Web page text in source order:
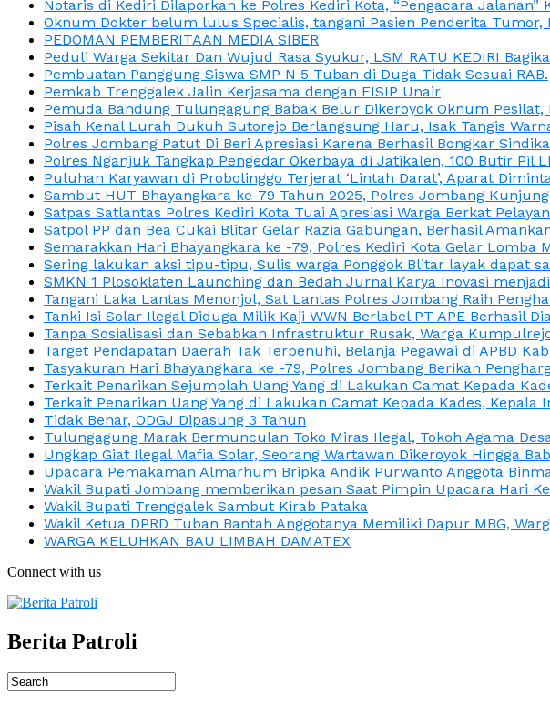
Notaris di Kediri Dilaporkan ke Polres Kediri Kota, “Pengacara Jalanan”
Oknum Dokter belum lulus Specialis, tangani Pasien Penderita
PEDOMAN PEMBERITAAN MEDIA SIBER
Peduli Warga Sekitar Dan Wujud Rasa Syukur, LSM RATU KEDIRI
Pembuatan Panggung Siswa SMP N 5 Tuban di Duga Tidak Sesuai RAB.
Pemkab Trenggalek Jalin Kerjasama dengan FISIP Unair
Pemuda Bandung Tulungagung Babak Belur Dikeroyok Oknum
Pisah Kenal Lurah Dukuh Sutorejo Berlangsung Haru, Isak Tangis
Polres Jombang Patut Di Beri Apresiasi Karena Berhasil Bongkar
Polres Nganjuk Tangkap Pengedar Okerbaya di Jatikalen, 100 Butir Pil
Puluhan Karyawan di Probolinggo Terjerat ‘Lintah Darat’, Aparat
Sambut HUT Bhayangkara ke-79 Tahun 2025, Polres Jombang
Satpas Satlantas Polres Kediri Kota Tuai Apresiasi Warga Berkat
Satpol PP dan Bea Cukai Blitar Gelar Razia Gabungan, Berhasil
Semarakkan Hari Bhayangkara ke -79, Polres Kediri Kota Gelar Lomba
Sering lakukan aksi tipu-tipu, Sulis warga Ponggok Blitar layak dapat
SMKN 1 Plosoklaten Launching dan Bedah Jurnal Karya Inovasi
Tangani Laka Lantas Menonjol, Sat Lantas Polres Jombang Raih
Tanki Isi Solar Ilegal Diduga Milik Kaji WWN Berlabel PT APE Berhasil
Tanpa Sosialisasi dan Sebabkan Infrastruktur Rusak, Warga
Target Pendapatan Daerah Tak Terpenuhi, Belanja Pegawai di APBD
Tasyakuran Hari Bhayangkara ke -79, Polres Jombang Berikan
Terkait Penarikan Sejumplah Uang Yang di Lakukan Camat Kepada
Terkait Penarikan Uang Yang di Lakukan Camat Kepada Kades,
Tidak Benar, ODGJ Dipasung 3 Tahun
Tulungagung Marak Bermunculan Toko Miras Ilegal, Tokoh Agama
Ungkap Giat Ilegal Mafia Solar, Seorang Wartawan Dikeroyok Hingga
Upacara Pemakaman Almarhum Bripka Andik Purwanto Anggota
Wakil Bupati Jombang memberikan pesan Saat Pimpin Upacara Hari
Wakil Bupati Trenggalek Sambut Kirab Pataka
Wakil Ketua DPRD Tuban Bantah Anggotanya Memiliki Dapur MBG,
WARGA KELUHKAN BAU LIMBAH DAMATEX
Connect with us
Berita Patroli